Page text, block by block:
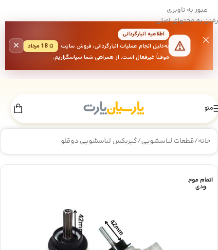
عبور به ناوبری
رفتن به محتوای اصلی
اطلاعیه انبارگردانی
به‌دلیل انجام عملیات انبارگردانی، فروش سایت
تا 18 مرداد
موقتاً غیرفعال است. از همراهی شما سپاسگزاریم.
×
منو
خانه/قطعات لباسشویی/گیربکس لباسشویی دوقلو
اتمام موج
ودی